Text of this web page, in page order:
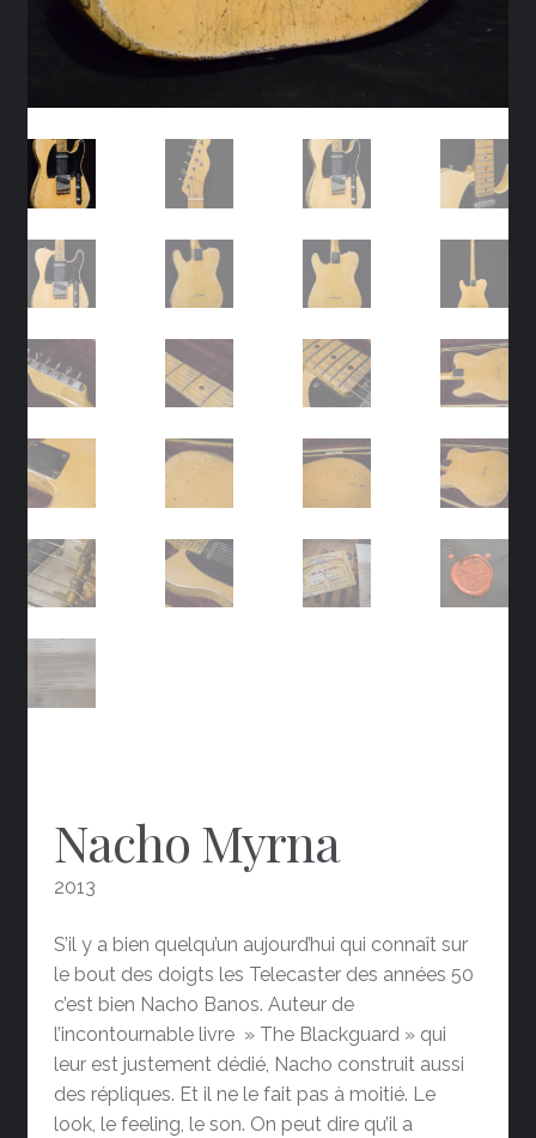
Nacho Myrna
2013
S’il y a bien quelqu’un aujourd’hui qui connaît sur
le bout des doigts les Telecaster des années 50
c’est bien Nacho Banos. Auteur de
l’incontournable livre » The Blackguard » qui
leur est justement dédié, Nacho construit aussi
des répliques. Et il ne le fait pas à moitié. Le
look, le feeling, le son. On peut dire qu’il a